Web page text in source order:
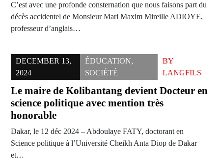
C’est avec une profonde consternation que nous faisons part du
décès accidentel de Monsieur Mari Maxim Mireille ADIOYE,
professeur d’anglais…
DECEMBER 13,
2024
ÉDUCATION,
SOCIÉTÉ
BY
LANGFILS
Le maire de Kolibantang devient Docteur en
science politique avec mention très
honorable
Dakar, le 12 déc 2024 – Abdoulaye FATY, doctorant en
Science politique à l’Université Cheikh Anta Diop de Dakar
et…